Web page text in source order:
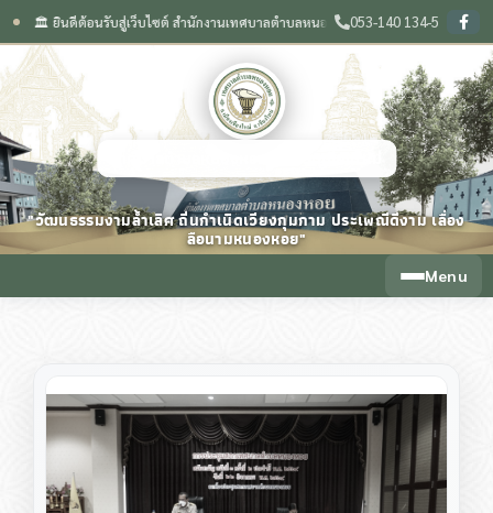
นดีต้อนรับสู่เว็บไซต์ สำนักงานเทศบาลตำบลหนองหอย จังหวัดเชียงใหม่ ❙ 🌟 วัฒนธ
053-140 134-5
"วัฒนธรรมงามล้ำเลิศ ถิ่นกำเนิดเวียงกุมกาม ประเพณีดีงาม เลื่อง
ลือนามหนองหอย"
Menu